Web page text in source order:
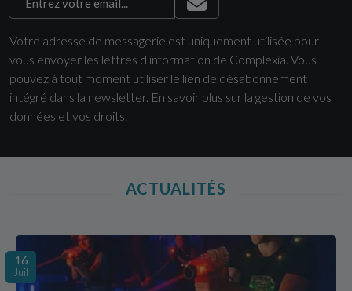
Votre adresse de messagerie est uniquement utilisée pour
vous envoyer les lettres d'information de Complexia. Vous
pouvez à tout moment utiliser le lien de désabonnement
intégré dans la newsletter. En savoir plus sur la gestion de vos
données et vos droits
ACTUALITÉS
16
Juil